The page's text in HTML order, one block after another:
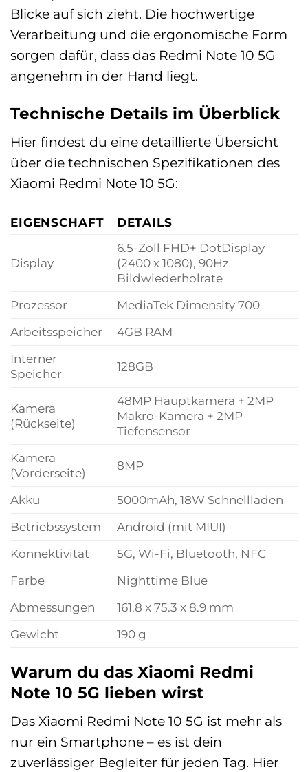
Blicke auf sich zieht. Die hochwertige
Verarbeitung und die ergonomische Form
sorgen dafür, dass das Redmi Note 10 5G
angenehm in der Hand liegt.
Technische Details im Überblick
Hier findest du eine detaillierte Übersicht
über die technischen Spezifikationen des
Xiaomi Redmi Note 10 5G:
EIGENSCHAFT DETAILS
Display
6.5-Zoll FHD+ DotDisplay
(2400 x 1080), 90Hz
Bildwiederholrate
Prozessor
MediaTek Dimensity 700
Arbeitsspeicher
4GB RAM
Interner
Speicher
128GB
Kamera
(Rückseite)
48MP Hauptkamera + 2MP
Makro-Kamera + 2MP
Tiefensensor
Kamera
(Vorderseite)
8MP
Akku
5000mAh, 18W Schnellladen
Betriebssystem
Android (mit MIUI)
Konnektivität
5G, Wi-Fi, Bluetooth, NFC
Farbe
Nighttime Blue
Abmessungen
161.8 x 75.3 x 8.9 mm
Gewicht
190 g
Warum du das Xiaomi Redmi
Note 10 5G lieben wirst
Das Xiaomi Redmi Note 10 5G ist mehr als
nur ein Smartphone – es ist dein
zuverlässiger Begleiter für jeden Tag. Hier